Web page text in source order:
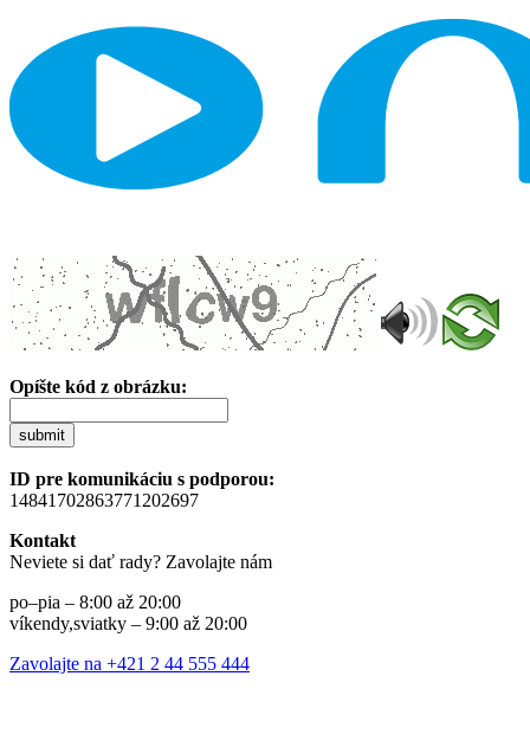
Opíšte kód z obrázku:
submit
ID pre komunikáciu s podporou:
14841702863771202697
Kontakt
Neviete si dať rady? Zavolajte nám
po–pia – 8:00 až 20:00
víkendy,sviatky – 9:00 až 20:00
Zavolajte na +421 2 44 555 444